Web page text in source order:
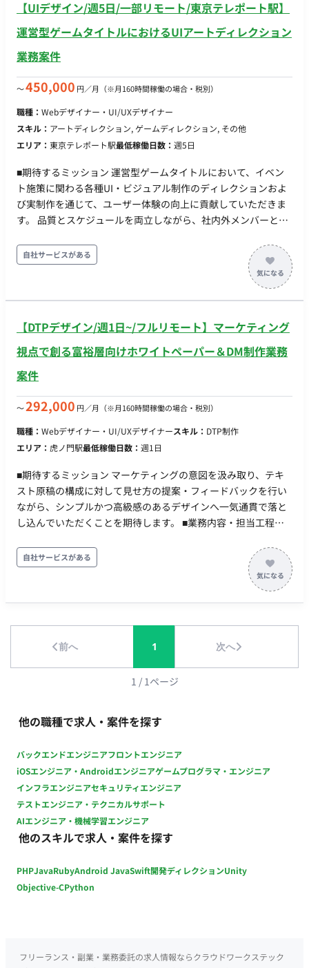
【UIデザイン/週5日/一部リモート/東京テレポート駅】
運営型ゲームタイトルにおけるUIアートディレクション
業務案件
〜450,000 円／月 （※月160時間稼働の場合・税別）
職種： Webデザイナー・UI/UXデザイナー
スキル： アートディレクション, ゲームディレクション, その他
エリア： 東京テレポート駅最低稼働日数： 週5日
■期待するミッション 運営型ゲームタイトルにおいて、イベン
ト施策に関わる各種UI・ビジュアル制作のディレクションおよ
び実制作を通じて、ユーザー体験の向上に貢献していただきま
す。 品質とスケジュールを両立しながら、社内外メンバーと連
です。 ■業務内容・担当工程 【イベント施策に関わるデザイン
制作】 ・ロゴデザイン、アイコン制作など各種クリエイティブ
制作 ・UIパーツやビジュアル素材の作成 担当工程：実装・テス
ト 【クオリティコントロール（アートディレクション業務）】
終チェックおよび改善提案 担当工程：設計・実装・テスト
【進行管理・折衝業務】 ・セクションメンバーのスケジュール
調整業務 担当工程：要件定義・保守運用 ■チーム体制 ・アート
ディレクター ・デザイナー ・プランナー ・エンジニア ■開発
環境 プログラミング言語 ・該当なし インフラ ・該当なし ■働
き方 ・稼働量：週5日 ・リモート稼働：一部リモート（週3日出
社／週2日リモート） ・フレックス稼働：10:00～19:00想定
自社サービスがある
【DTPデザイン/週1日~/フルリモート】マーケティング
視点で創る富裕層向けホワイトペーパー＆DM制作業務
案件
〜292,000 円／月 （※月160時間稼働の場合・税別）
職種： Webデザイナー・UI/UXデザイナースキル： DTP制作
エリア： 虎ノ門駅最低稼働日数： 週1日
■期待するミッション マーケティングの意図を汲み取り、テキ
スト原稿の構成に対して見せ方の提案・フィードバックを行い
ながら、シンプルかつ高級感のあるデザインへ一気通貫で落と
し込んでいただくことを期待します。 ■業務内容・担当工程
送DMの制作】 ・ホワイトペーパー（資料・小冊子デザイン）
不動産投資のメリットや節税対策などをテーマにした解説資料
のレイアウト・デザイン 読者の離脱を防ぎ、論理的かつスムー
ズに読み進められるよう、シンプルな図解（インフォグラフィ
率を高めるため、ターゲットの視線誘導を意識したレイアウ
ト、キャッチコピーを際立たせるミニマルなデザインの追求 ■
働き方 稼働量：週1日～（施策のスケジュールやボリュームに
クス稼働：可能 コミュニケーションツール：Chatwork
自社サービスがある
前へ 1 次へ
1 / 1ページ
他の職種で求人・案件を探す
バックエンドエンジニアフロントエンジニア
iOSエンジニア・Androidエンジニアゲームプログラマ・エンジニア
インフラエンジニアセキュリティエンジニア
テストエンジニア・テクニカルサポート
AIエンジニア・機械学習エンジニア
他のスキルで求人・案件を探す
PHPJavaRubyAndroid JavaSwift開発ディレクションUnity
Objective-CPython
フリーランス・副業・業務委託の求人情報ならクラウドワークステック